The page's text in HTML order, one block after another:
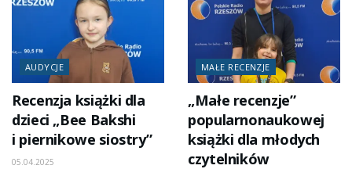
AUDYCJE
Recenzja książki dla
dzieci „Bee Bakshi
i piernikowe siostry”
05.04.2025
MAŁE RECENZJE
„Małe recenzje”
popularnonaukowej
książki dla młodych
czytelników